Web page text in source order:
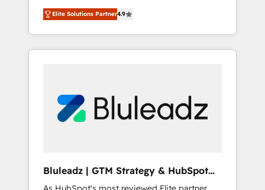
marketing, and service wired together. ➤ AI
and Integrations: Layer Breeze AI, custom
agents, and APIs to remove manual work. ➤
Ongoing Management: Monthly tune-ups,
portal? We are built for the work.
務をつなぐAIネイティブ・エージェンシーとし
て、HubSpot Eliteの実装力で顧客フロント業務
を再設計します。 💡 100inc は何をする会社
か？ HubSpotを共通基盤に、AIエージェントを
部・グループ会社・部門が分立する組織で、デ
ータと業務プロセスのサイロ化を、CRMを軸と
ら、GTMの見える化・自動化まで。全Hub統合
Elite Solutions Partner4.9
Bluleadz | GTM Strategy & HubSpot
Implementation